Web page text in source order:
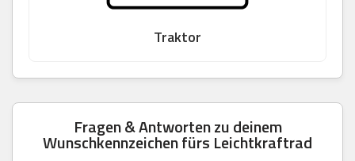
Traktor
Fragen & Antworten zu deinem
Wunschkennzeichen fürs Leichtkraftrad